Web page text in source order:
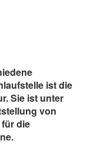
ist die
Sie ist unter
von
die